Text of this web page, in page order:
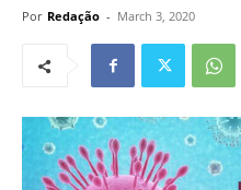
Por Redação - March 3, 2020